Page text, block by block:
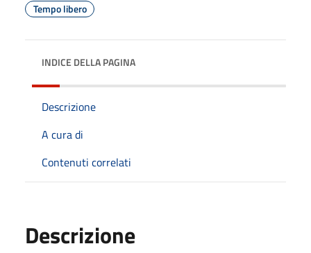
Tempo libero
INDICE DELLA PAGINA
Descrizione
A cura di
Contenuti correlati
Descrizione